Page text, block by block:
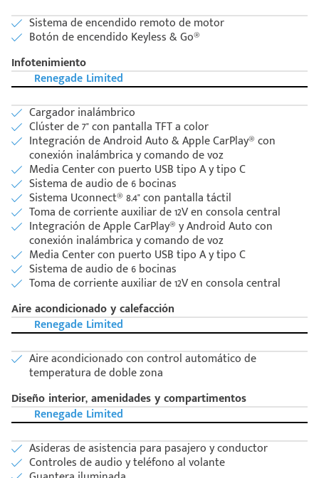
Sistema de encendido remoto de motor
Botón de encendido Keyless & Go®
Infotenimiento
Renegade Limited
Cargador inalámbrico
Clúster de 7" con pantalla TFT a color
Integración de Android Auto & Apple CarPlay® con
conexión inalámbrica y comando de voz
Media Center con puerto USB tipo A y tipo C
Sistema de audio de 6 bocinas
Sistema Uconnect® 8.4" con pantalla táctil
Toma de corriente auxiliar de 12V en consola central
Integración de Apple CarPlay® y Android Auto con
conexión inalámbrica y comando de voz
Media Center con puerto USB tipo A y tipo C
Sistema de audio de 6 bocinas
Toma de corriente auxiliar de 12V en consola central
Aire acondicionado y calefacción
Renegade Limited
Aire acondicionado con control automático de
temperatura de doble zona
Diseño interior, amenidades y compartimentos
Renegade Limited
Asideras de asistencia para pasajero y conductor
Controles de audio y teléfono al volante